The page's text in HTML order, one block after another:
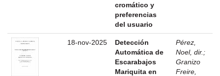
cromático y
preferencias
del usuario
18-nov-2025
Detección
Automática de
Escarabajos
Mariquita en
Pérez,
Noel, dir. ;
Granizo
Freire,